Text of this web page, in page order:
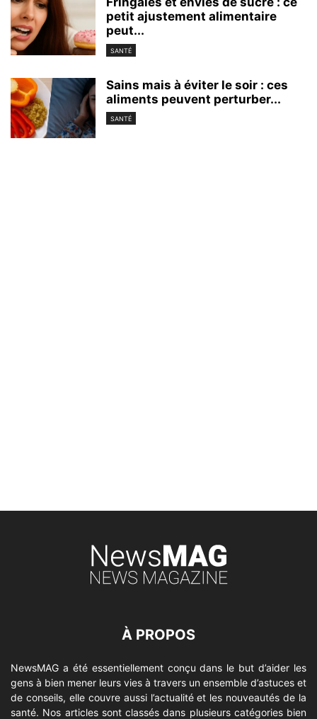
petit ajustement alimentaire
peut...
SANTÉ
Sains mais à éviter le soir : ces
aliments peuvent perturber...
SANTÉ
À PROPOS
NewsMAG a été essentiellement conçu dans le but d’aider les
gens à bien mener leurs vies à travers un ensemble d’astuces et
de conseils, elle couvre aussi l’actualité et les nouveautés de la
santé. Nos articles sont classés dans plusieurs catégories bien